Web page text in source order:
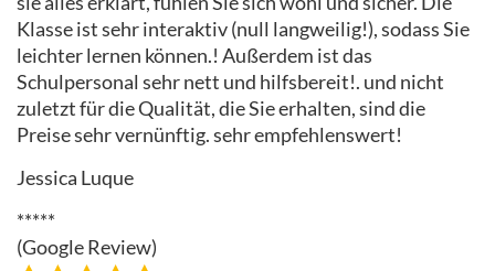
Klasse ist sehr interaktiv (null langweilig!), sodass Sie
leichter lernen können.! Außerdem ist das
Schulpersonal sehr nett und hilfsbereit!. und nicht
zuletzt für die Qualität, die Sie erhalten, sind die
Preise sehr vernünftig. sehr empfehlenswert!
Jessica Luque
*****
(Google Review)